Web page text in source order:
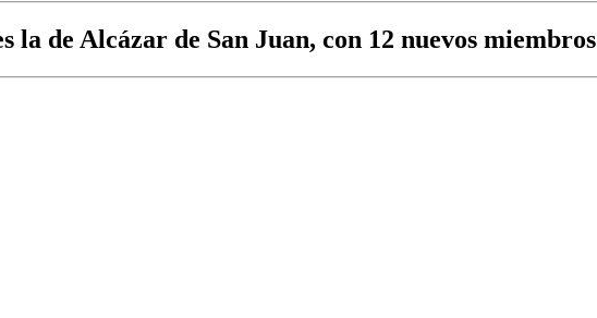
la de Alcázar de San Juan, con 12 nuevos miembros